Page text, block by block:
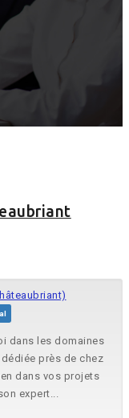
dans les domaines
près de chez
dans vos projets
expert...